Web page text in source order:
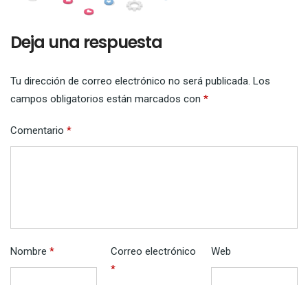
Deja una respuesta
Tu dirección de correo electrónico no será publicada. Los
campos obligatorios están marcados con *
Comentario *
Nombre *
Correo electrónico
*
Web